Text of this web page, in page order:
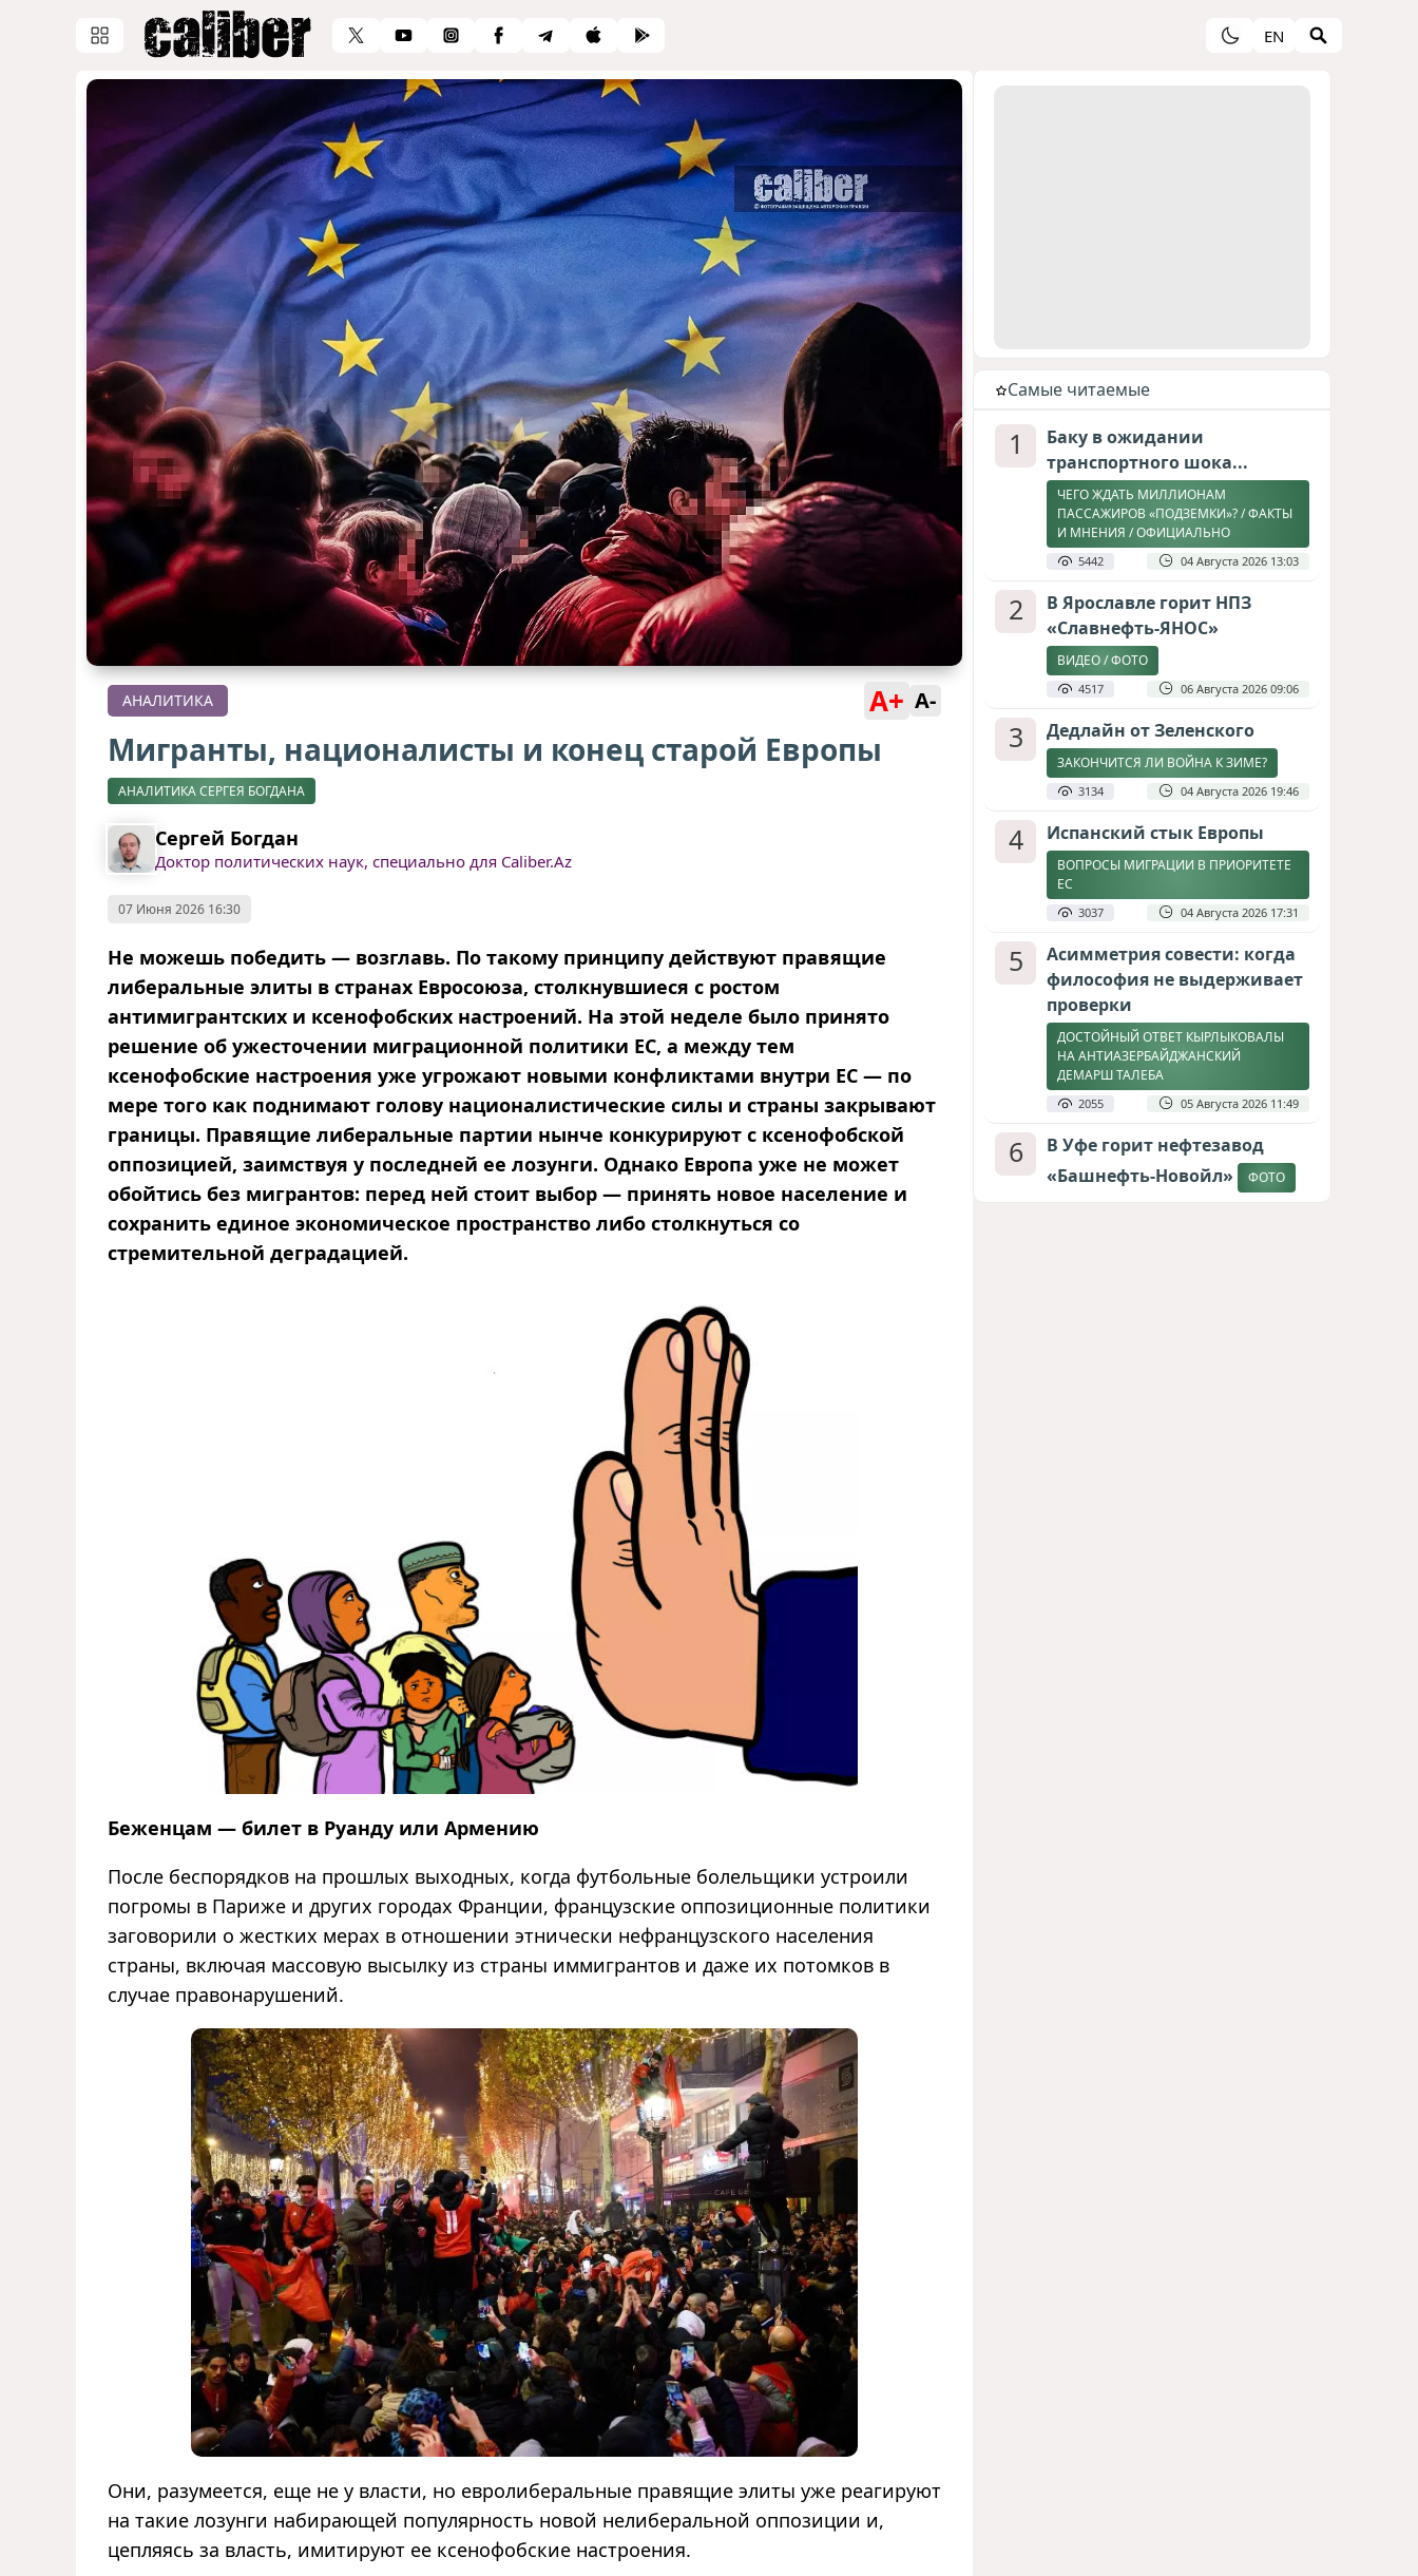
EN
АНАЛИТИКА A+ A-
Мигранты, националисты и конец старой Европы
АНАЛИТИКА СЕРГЕЯ БОГДАНА
Сергей Богдан
Доктор политических наук, специально для Caliber.Az
07 Июня 2026 16:30
Не можешь победить — возглавь. По такому принципу действуют правящие
либеральные элиты в странах Евросоюза, столкнувшиеся с ростом
антимигрантских и ксенофобских настроений. На этой неделе было принято
решение об ужесточении миграционной политики ЕС, а между тем
ксенофобские настроения уже угрожают новыми конфликтами внутри ЕС — по
мере того как поднимают голову националистические силы и страны закрывают
границы. Правящие либеральные партии нынче конкурируют с ксенофобской
оппозицией, заимствуя у последней ее лозунги. Однако Европа уже не может
обойтись без мигрантов: перед ней стоит выбор — принять новое население и
сохранить единое экономическое пространство либо столкнуться со
стремительной деградацией.
Беженцам — билет в Руанду или Армению
После беспорядков на прошлых выходных, когда футбольные болельщики устроили
погромы в Париже и других городах Франции, французские оппозиционные политики
заговорили о жестких мерах в отношении этнически нефранцузского населения
страны, включая массовую высылку из страны иммигрантов и даже их потомков в
случае правонарушений.
Они, разумеется, еще не у власти, но евролиберальные правящие элиты уже реагируют
на такие лозунги набирающей популярность новой нелиберальной оппозиции и,
цепляясь за власть, имитируют ее ксенофобские настроения.
Cамые читаемые
1
Баку в ожидании
транспортного шока...
ЧЕГО ЖДАТЬ МИЛЛИОНАМ
ПАССАЖИРОВ «ПОДЗЕМКИ»? / ФАКТЫ
И МНЕНИЯ / ОФИЦИАЛЬНО
5442 04 Августа 2026 13:03
2
В Ярославле горит НПЗ
«Славнефть-ЯНОС»
ВИДЕО / ФОТО
4517 06 Августа 2026 09:06
3 Дедлайн от Зеленского
ЗАКОНЧИТСЯ ЛИ ВОЙНА К ЗИМЕ?
3134 04 Августа 2026 19:46
4 Испанский стык Европы
ВОПРОСЫ МИГРАЦИИ В ПРИОРИТЕТЕ
ЕС
3037 04 Августа 2026 17:31
5
Асимметрия совести: когда
философия не выдерживает
проверки
ДОСТОЙНЫЙ ОТВЕТ КЫРЛЫКОВАЛЫ
НА АНТИАЗЕРБАЙДЖАНСКИЙ
ДЕМАРШ ТАЛЕБА
2055 05 Августа 2026 11:49
6
В Уфе горит нефтезавод
«Башнефть-Новойл»
ФОТО